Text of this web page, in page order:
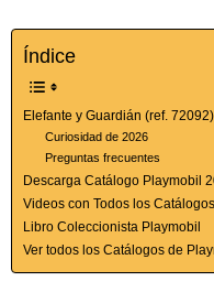
Índice
Elefante y Guardián (ref.
Curiosidad de 2026
Preguntas frecuentes
Descarga Catálogo Playmobil
Videos con Todos los
Libro Coleccionista Playmobil
Ver todos los Catálogos de